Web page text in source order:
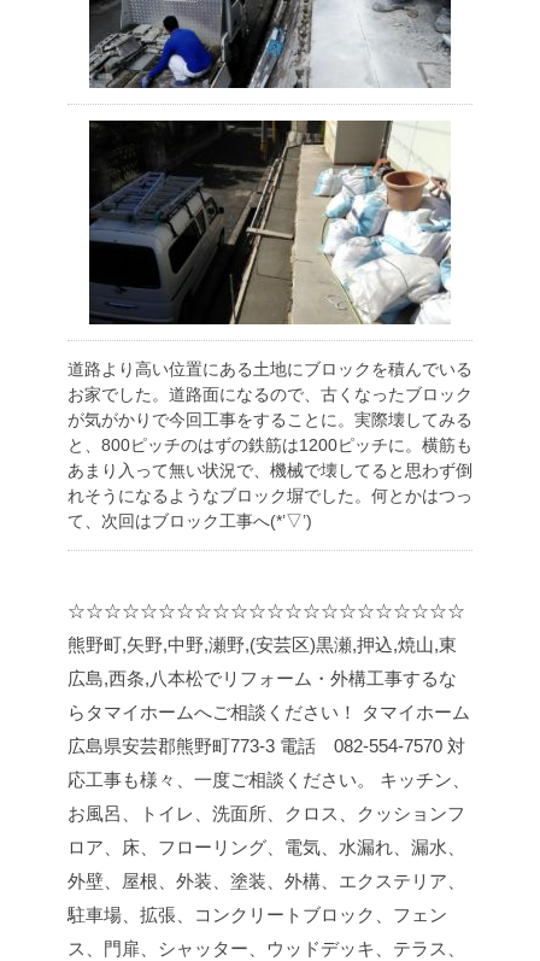
道路より高い位置にある土地にブロックを積んでいる
お家でした。道路面になるので、古くなったブロック
が気がかりで今回工事をすることに。実際壊してみる
と、800ピッチのはずの鉄筋は1200ピッチに。横筋も
あまり入って無い状況で、機械で壊してると思わず倒
れそうになるようなブロック塀でした。何とかはつっ
て、次回はブロック工事へ(*’▽’)
☆☆☆☆☆☆☆☆☆☆☆☆☆☆☆☆☆☆☆☆☆☆
熊野町,矢野,中野,瀬野,(安芸区)黒瀬,押込,焼山,東
広島,西条,八本松でリフォーム・外構工事するな
らタマイホームへご相談ください！
タマイホーム
広島県安芸郡熊野町773-3 電話 082-554-7570 対
応工事も様々、一度ご相談ください。
キッチン、
お風呂、トイレ、洗面所、クロス、クッションフ
ロア、床、フローリング、電気、水漏れ、漏水、
外壁、屋根、外装、塗装、外構、エクステリア、
駐車場、拡張、コンクリートブロック、フェン
ス、門扉、シャッター、ウッドデッキ、テラス、